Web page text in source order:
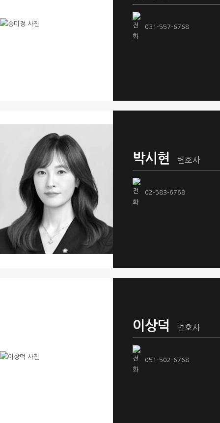
031-557-6768
박시현 변호사
02-583-6768
이상덕 변호사
051-502-6768